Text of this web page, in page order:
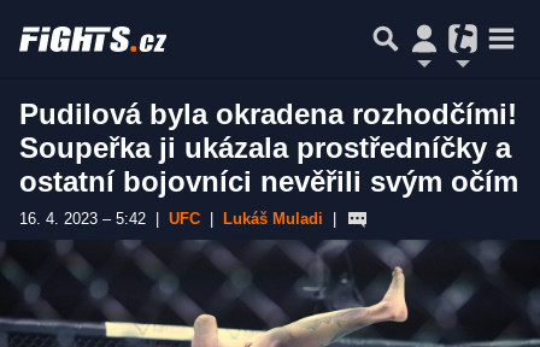
Pudilová byla okradena rozhodčími!
Soupeřka ji ukázala prostředníčky a
ostatní bojovníci nevěřili svým očím
16. 4. 2023 – 5:42 UFC Lukáš Muladi